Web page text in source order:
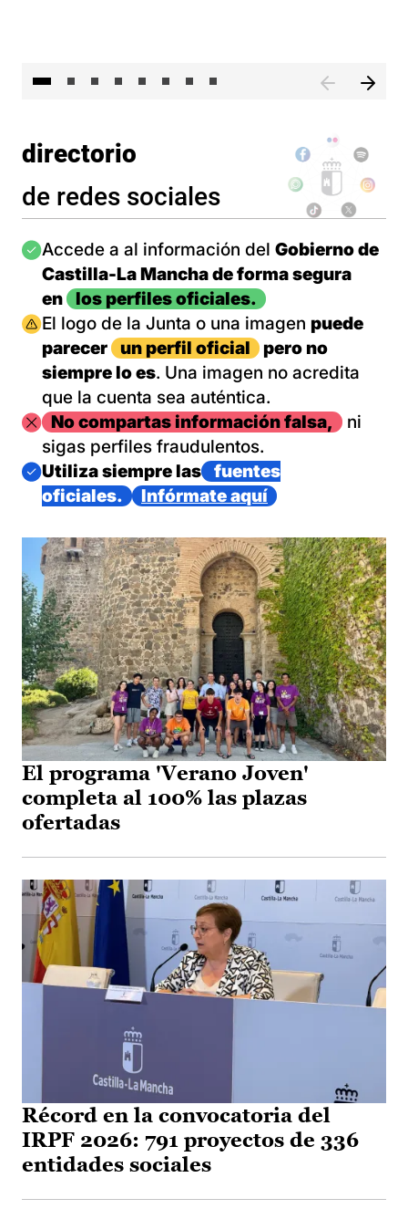
directorio
de redes sociales
Imagen
Accede a al información del Gobierno de
Castilla-La Mancha de forma segura
en
los perfiles oficiales.
Imagen
El logo de la Junta o una imagen puede
parecer
un perfil oficial
pero no
siempre lo es. Una imagen no acredita
que la cuenta sea auténtica.
ImagenNo compartas información falsa,
ni
sigas perfiles fraudulentos.
Imagen
Utiliza siempre las
fuentes
oficiales.
Infórmate aquí
El programa 'Verano Joven'
completa al 100% las plazas
ofertadas
Récord en la convocatoria del
IRPF 2026: 791 proyectos de 336
entidades sociales